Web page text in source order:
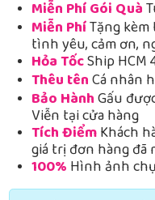
Miễn Phí Gói Quà
Miễn PhíTặng
tình yêu, cảm ơn,
Hỏa TốcShip HCM
Thêu tênCá nhân
Bảo HànhGấu
Viễn tại cửa hàng
Tích ĐiểmKhách
giá trị đơn hàng đã
100% Hình ảnh